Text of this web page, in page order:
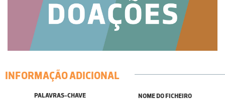
INFORMAÇÃO ADICIONAL
PALAVRAS-CHAVE NOME DO FICHEIRO